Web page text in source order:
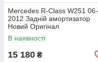
Mercedes R-Class W251 06-
2012 Задній амортизатор
Новий Оригінал
В наявності
15 180 ₴